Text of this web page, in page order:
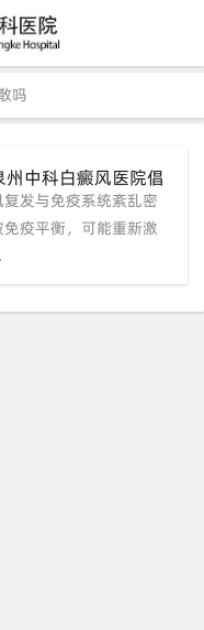
吗
中科白癜风医院倡
防复发
发与免疫系统紊乱密
疫平衡，可能重新激